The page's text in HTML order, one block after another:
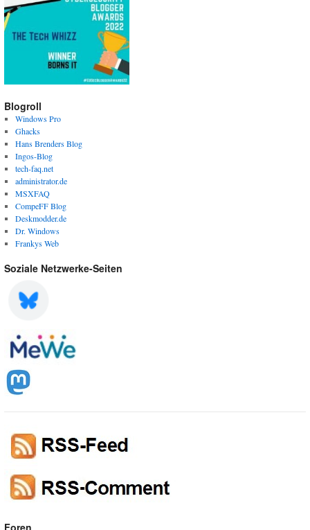
Blogroll
Windows Pro
Ghacks
Hans Brenders Blog
Ingos-Blog
tech-faq.net
administrator.de
MSXFAQ
CompeFF Blog
Deskmodder.de
Dr. Windows
Frankys Web
Soziale Netzwerke-Seiten